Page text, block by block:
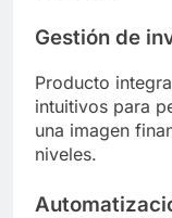
Gestión de
Producto
intuitivos para
una imagen
niveles.